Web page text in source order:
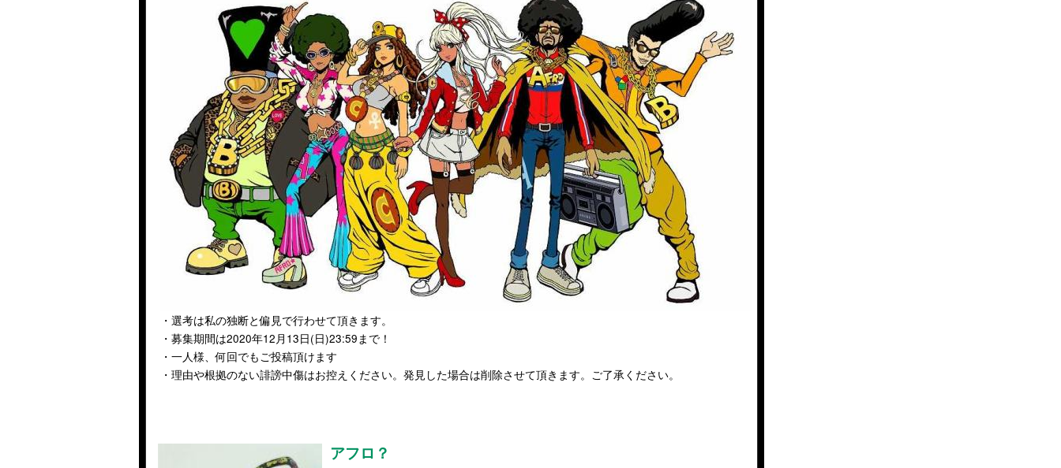
・選考は私の独断と偏見で行わせて頂きます。
・募集期間は2020年12月13日(日)23:59まで！
・一人様、何回でもご投稿頂けます
・理由や根拠のない誹謗中傷はお控えください。発見した場合は削除させて頂きます。ご了承ください。
アフロ？